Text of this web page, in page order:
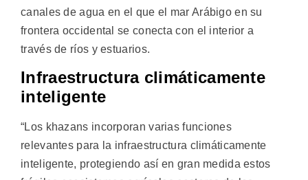
canales de agua en el que el mar Arábigo en su
frontera occidental se conecta con el interior a
través de ríos y estuarios.
Infraestructura climáticamente
inteligente
“Los khazans incorporan varias funciones
relevantes para la infraestructura climáticamente
inteligente, protegiendo así en gran medida estos